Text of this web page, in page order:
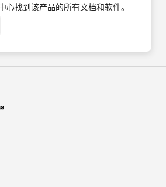
心找到该产品的所有文档和软件。